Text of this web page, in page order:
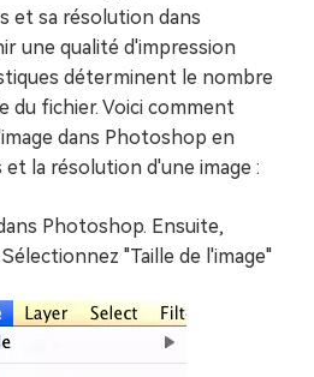
et sa résolution dans
une qualité d'impression
déterminent le nombre
du fichier. Voici comment
dans Photoshop en
la résolution d'une image :
Photoshop. Ensuite,
"Taille de l'image"